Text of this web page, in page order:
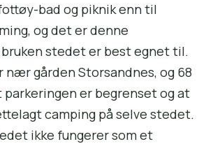
bad og piknik enn til
og det er denne
stedet er best egnet til.
nær gården Storsandnes, og 68
parkeringen er begrenset og at
camping på selve stedet.
ikke fungerer som et